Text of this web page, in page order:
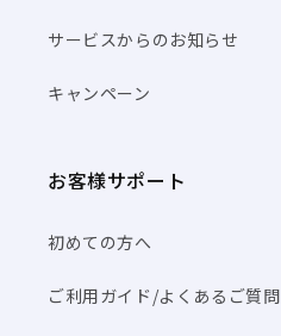
サービスからのお知らせ
キャンペーン
お客様サポート
初めての方へ
ご利用ガイド/よくあるご質問